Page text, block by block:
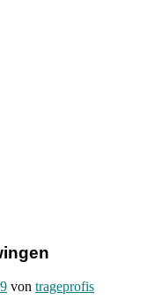
von trageprofis